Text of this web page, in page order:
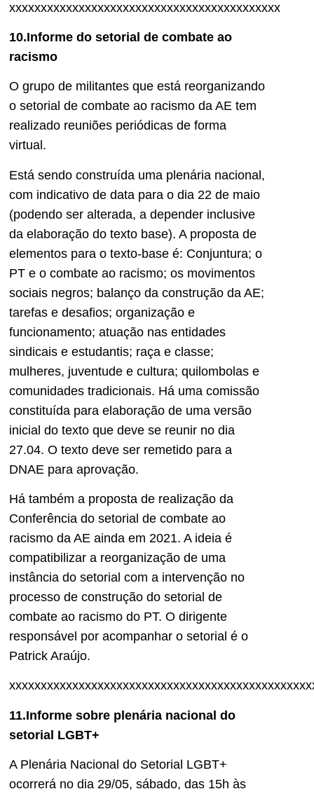
xxxxxxxxxxxxxxxxxxxxxxxxxxxxxxxxxxxxxxxxxxx
10.Informe do setorial de combate ao
racismo
O grupo de militantes que está reorganizando
o setorial de combate ao racismo da AE tem
realizado reuniões periódicas de forma
virtual.
Está sendo construída uma plenária nacional,
com indicativo de data para o dia 22 de maio
(podendo ser alterada, a depender inclusive
da elaboração do texto base). A proposta de
elementos para o texto-base é: Conjuntura; o
PT e o combate ao racismo; os movimentos
sociais negros; balanço da construção da AE;
tarefas e desafios; organização e
funcionamento; atuação nas entidades
sindicais e estudantis; raça e classe;
mulheres, juventude e cultura; quilombolas e
comunidades tradicionais. Há uma comissão
constituída para elaboração de uma versão
inicial do texto que deve se reunir no dia
27.04. O texto deve ser remetido para a
DNAE para aprovação.
Há também a proposta de realização da
Conferência do setorial de combate ao
racismo da AE ainda em 2021. A ideia é
compatibilizar a reorganização de uma
instância do setorial com a intervenção no
processo de construção do setorial de
combate ao racismo do PT. O dirigente
responsável por acompanhar o setorial é o
Patrick Araújo.
11.Informe sobre plenária nacional do
setorial LGBT+
A Plenária Nacional do Setorial LGBT+
ocorrerá no dia 29/05, sábado, das 15h às